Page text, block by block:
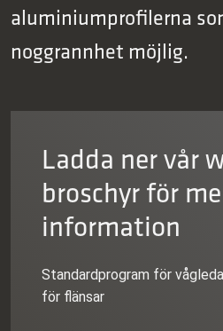
aluminiumprofilerna
noggrannhet möjlig.
Ladda ner vår
broschyr för
information
Standardprogram för
för flänsar